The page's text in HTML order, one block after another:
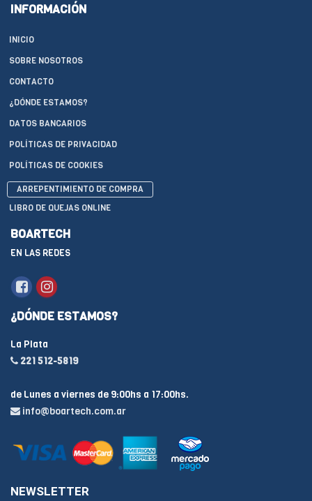
INFORMACIÓN
INICIO
SOBRE NOSOTROS
CONTACTO
¿DÓNDE ESTAMOS?
DATOS BANCARIOS
POLÍTICAS DE PRIVACIDAD
POLÍTICAS DE COOKIES
ARREPENTIMIENTO DE COMPRA
LIBRO DE QUEJAS ONLINE
BOARTECH
EN LAS REDES
¿DÓNDE ESTAMOS?
La Plata
221 512-5819
de Lunes a viernes de 9:00hs a 17:00hs.
info@boartech.com.ar
NEWSLETTER